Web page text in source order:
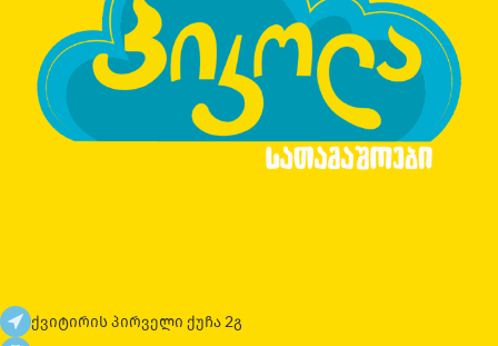
ქვიტირის პირველი ქუჩა 2გ